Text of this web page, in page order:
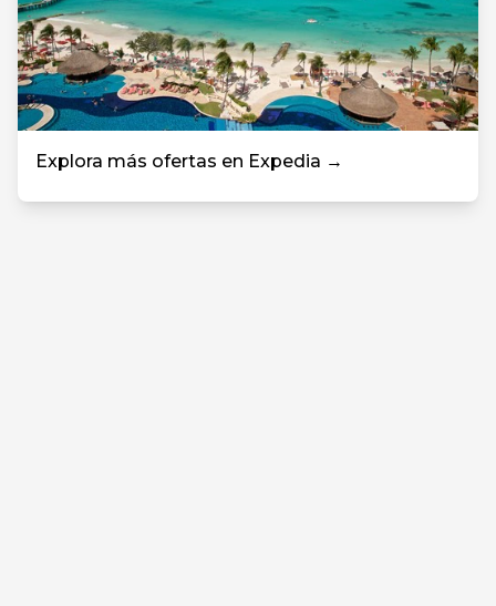
Explora más ofertas en Expedia →